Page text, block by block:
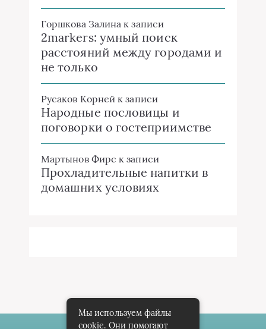
Горшкова Залина к записи
2markers: умный поиск
расстояний между городами и
не только
Русаков Корней к записи
Народные пословицы и
поговорки о гостеприимстве
Мартынов Фирс к записи
Прохладительные напитки в
домашних условиях
Мы используем файлы
cookie. Они помогают